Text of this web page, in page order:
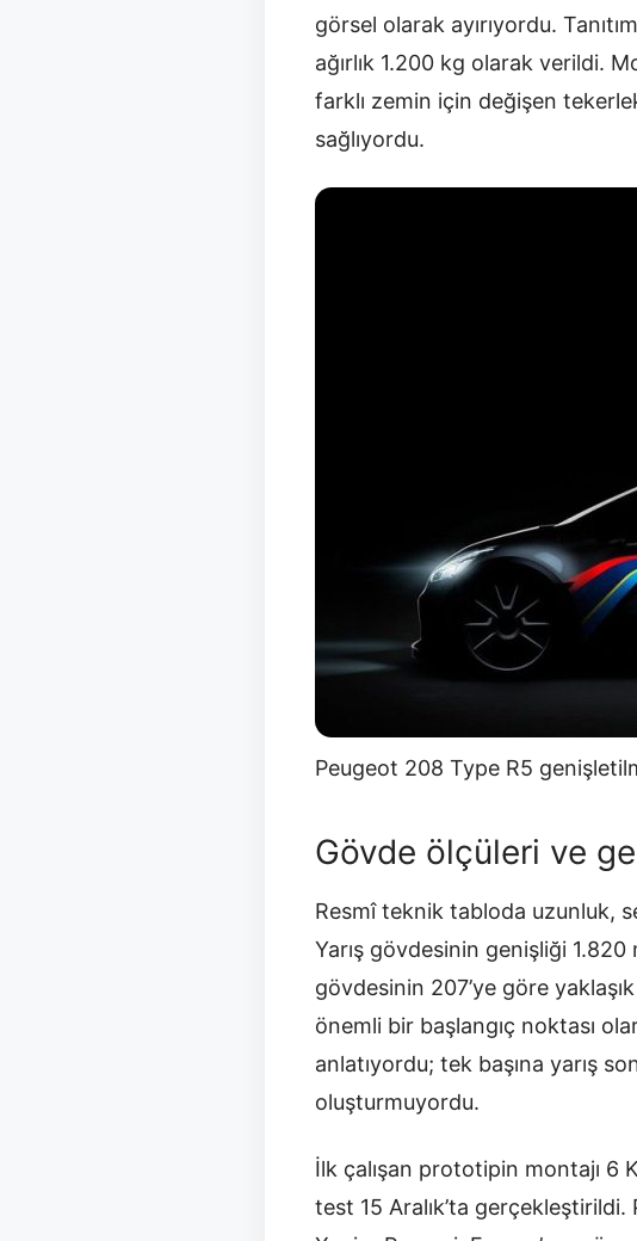
görsel olarak ayırıyordu.
ağırlık 1.200 kg olarak verildi.
farklı zemin için değişen
sağlıyordu.
Peugeot 208 Type R5
Gövde ölçüleri ve
Resmî teknik tabloda uzunluk,
Yarış gövdesinin genişliği
gövdesinin 207’ye göre
önemli bir başlangıç noktası
anlatıyordu; tek başına yarış
oluşturmuyordu.
İlk çalışan prototipin montajı 6
test 15 Aralık’ta